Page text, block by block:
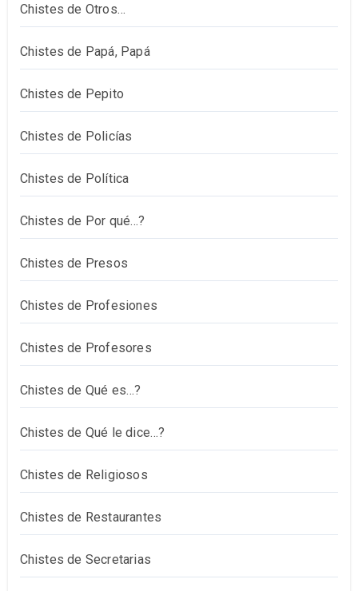
Chistes de Otros…
Chistes de Papá, Papá
Chistes de Pepito
Chistes de Policías
Chistes de Política
Chistes de Por qué…?
Chistes de Presos
Chistes de Profesiones
Chistes de Profesores
Chistes de Qué es…?
Chistes de Qué le dice…?
Chistes de Religiosos
Chistes de Restaurantes
Chistes de Secretarias